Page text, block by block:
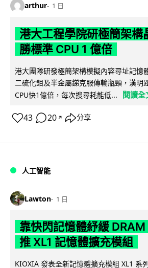
arthur 1 日
港大工程學院研極簡架構
勝標準 CPU 1 億倍
港大團隊研發極簡架構模擬內容尋址記憶
二硫化鉬及半金屬銻克服傳輸瓶頸，漢明
CPU快1億倍，每次搜尋耗能低...
閱讀全
43 20 ↗ 分享
人工智能
Lawton 1 日
靠快閃記憶體紓緩
推 XL1 記憶體擴充模組
KIOXIA 發表全新記憶體擴充模組 XL1 系